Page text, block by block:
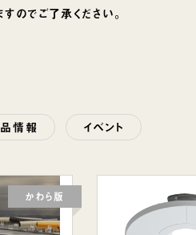
のでご了承ください。
情報 イベント
かわら版